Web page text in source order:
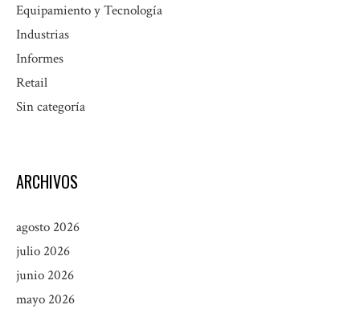
Equipamiento y Tecnología
Industrias
Informes
Retail
Sin categoría
ARCHIVOS
agosto 2026
julio 2026
junio 2026
mayo 2026